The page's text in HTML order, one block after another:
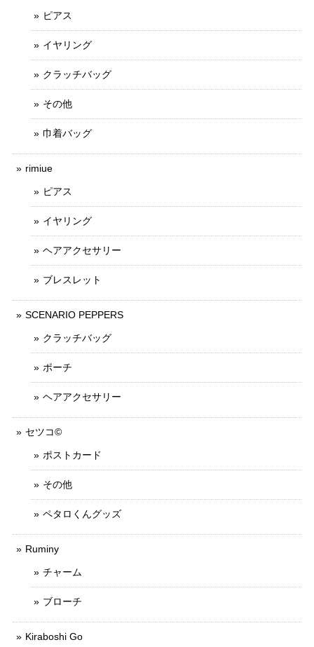
ピアス
イヤリング
クラッチバッグ
その他
巾着バッグ
rimiue
ピアス
イヤリング
ヘアアクセサリー
ブレスレット
SCENARIO PEPPERS
クラッチバッグ
ポーチ
ヘアアクセサリー
セツコ©
ポストカード
その他
ペタロくんグッズ
Ruminy
チャーム
ブローチ
Kiraboshi Go